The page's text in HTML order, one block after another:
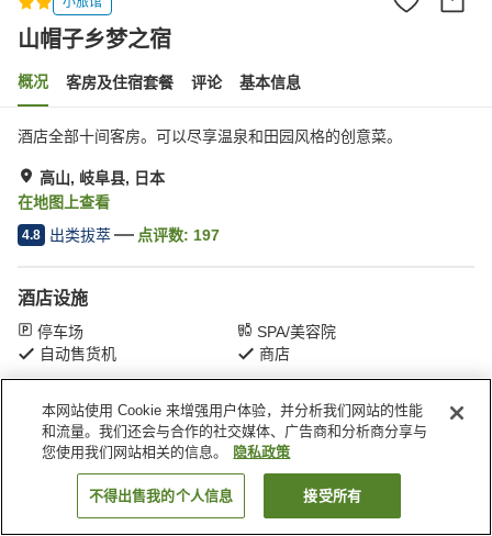
山帽子乡梦之宿
概况 客房及住宿套餐 评论 基本信息
酒店全部十间客房。可以尽享温泉和田园风格的创意菜。
高山, 岐阜县, 日本
在地图上查看
4.8 出类拔萃 点评数: 197
酒店设施
停车场
SPA/美容院
自动售货机
商店
首页 日本 岐阜县 高山 山帽子乡梦之宿
搜索客房
本网站使用 Cookie 来增强用户体验，并分析我们网站的性能
和流量。我们还会与合作的社交媒体、广告商和分析商分享与
您使用我们网站相关的信息。
隐私政策
不得出售我的个人信息 接受所有